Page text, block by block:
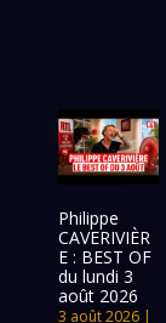
Philippe
CAVERIVIÈR
E : BEST OF
du lundi 3
août 2026
3 août 2026 |